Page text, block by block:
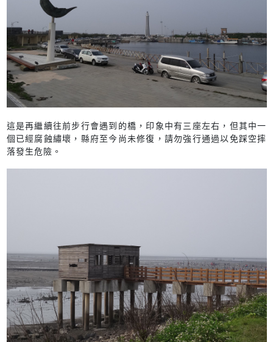
這是再繼續往前步行會遇到的橋，印象中有三座左右，但其中一
個已經腐蝕繡壞，縣府至今尚未修復，請勿強行通過以免踩空摔
落發生危險。